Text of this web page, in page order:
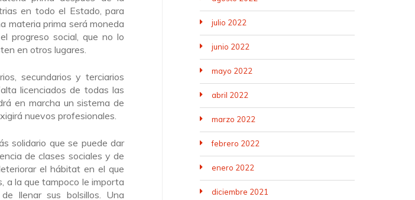
en todo el Estado, para
materia prima será moneda
progreso social, que no lo
en otros lugares.
secundarios y terciarios
licenciados de todas las
en marcha un sistema de
nuevos profesionales.
solidario que se puede dar
de clases sociales y de
el hábitat en el que
a la que tampoco le importa
llenar sus bolsillos. Una
julio 2022
junio 2022
mayo 2022
abril 2022
marzo 2022
febrero 2022
enero 2022
diciembre 2021